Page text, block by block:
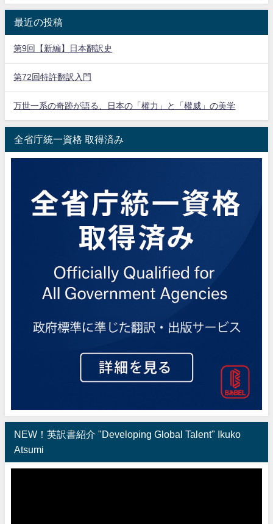
最近の投稿
第9回【新編】日本翻訳史
第72回特許翻訳入門
万世一系の奇跡が語る、日本の「權力」と「權威」の美学
全省庁統一資格 取得済み
NEW！英訳書紹介 "Developing Global Talent" Ikuko
Atsumi